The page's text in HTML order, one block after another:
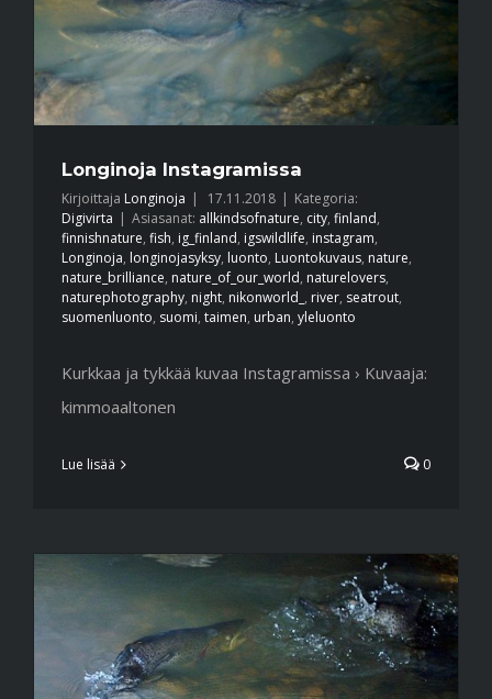
Longinoja Instagramissa
Kirjoittaja Longinoja | 17.11.2018 | Kategoria:
Digivirta | Asiasanat: allkindsofnature, city, finland,
finnishnature, fish, ig_finland, igswildlife, instagram,
Longinoja, longinojasyksy, luonto, Luontokuvaus, nature,
nature_brilliance, nature_of_our_world, naturelovers,
naturephotography, night, nikonworld_ , river, seatrout,
suomenluonto, suomi, taimen, urban, yleluonto
Kurkkaa ja tykkää kuvaa Instagramissa › Kuvaaja:
kimmoaaltonen
Lue lisää 0